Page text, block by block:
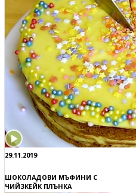
29.11.2019
ШОКОЛАДОВИ МЪФИНИ С
ЧИЙЗКЕЙК ПЛЪНКА